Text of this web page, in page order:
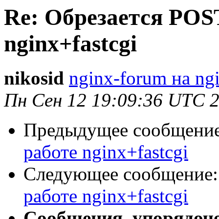
Re: Обрезается
nginx+fastcgi
nikosid nginx-forum на
Пн Сен 12 19:09:36 UTC
Предыдущее
работе nginx+fastcgi
Следующее
работе nginx+fastcgi